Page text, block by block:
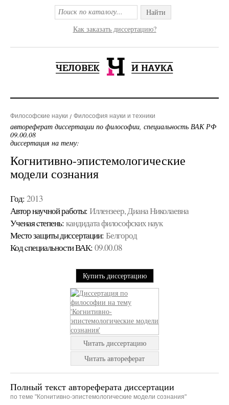
Найти
Как заказать диссертацию?
Философские науки Философия науки и техники
автореферат диссертации по философии, специальность ВАК РФ
09.00.08
диссертация на тему:
Когнитивно-эпистемологические
модели сознания
Год: 2013
Автор научной работы: Иллензеер, Диана Николаевна
Ученая cтепень: кандидата философских наук
Место защиты диссертации: Белгород
Код cпециальности ВАК: 09.00.08
Купить диссертацию
Читать диссертацию
Читать автореферат
Полный текст автореферата диссертации
по теме "Когнитивно-эпистемологические модели сознания"